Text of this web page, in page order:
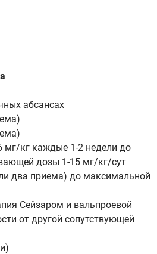
абсансах
кг каждые 1-2 недели до
дозы 1-15 мг/кг/сут
два приема) до максимальной
Сейзаром и вальпроевой
от другой сопутствующей